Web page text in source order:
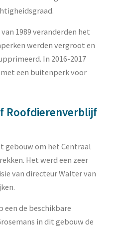
1989 veranderden het
werden vergroot en
In 2016-2017
een buitenperk voor
Roofdierenverblijf
gebouw om het Centraal
Het werd een zeer
van directeur Walter van
een de beschikbare
in dit gebouw de